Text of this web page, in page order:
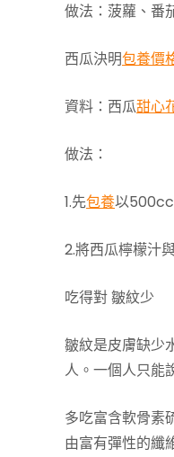
做法：菠蘿、番
西瓜決明包養價
資料：西瓜甜心
做法：
1.先包養以500cc
2.將西瓜檸檬汁
吃得對 皺紋少
皺紋是皮膚缺少
人。一個人只能
多吃富含軟骨素
由富有彈性的纖